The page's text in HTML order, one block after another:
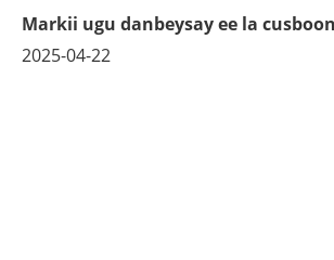
Markii ugu danbeysay ee la
2025-04-22